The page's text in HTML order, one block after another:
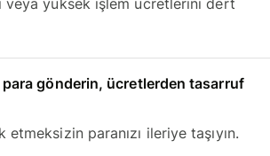
veya yüksek işlem ücretlerini dert
para gönderin, ücretlerden tasarruf
etmeksizin paranızı ileriye taşıyın.